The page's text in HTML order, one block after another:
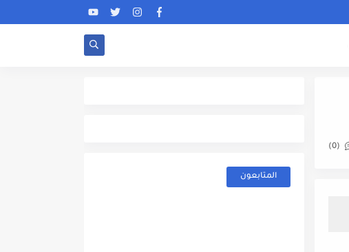
(0)
المتابعون